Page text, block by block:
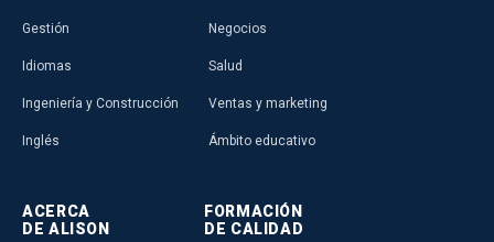
Gestión
Idiomas
Ingeniería y Construcción
Inglés
Negocios
Salud
Ventas y marketing
Ámbito educativo
ACERCA
DE ALISON
FORMACIÓN
DE CALIDAD